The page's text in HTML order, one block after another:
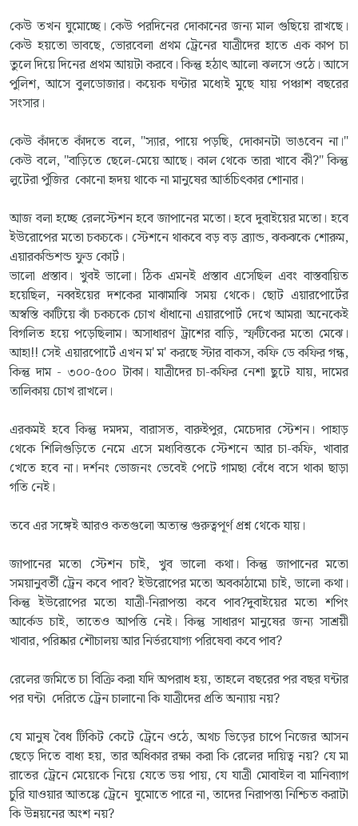
কেউ তখন ঘুমোচ্ছে। কেউ পরদিনের দোকানের জন্য মাল গুছিয়ে রাখছে।
কেউ হয়তো ভাবছে, ভোরবেলা প্রথম ট্রেনের যাত্রীদের হাতে এক কাপ চা
তুলে দিয়ে দিনের প্রথম আয়টা করবে। কিন্তু হঠাৎ আলো ঝলসে ওঠে। আসে
পুলিশ, আসে বুলডোজার। কয়েক ঘণ্টার মধ্যেই মুছে যায় পঞ্চাশ বছরের
সংসার।
কেউ কাঁদতে কাঁদতে বলে, "স্যার, পায়ে পড়ছি, দোকানটা ভাঙবেন না।"
কেউ বলে, "বাড়িতে ছেলে-মেয়ে আছে। কাল থেকে তারা খাবে কী?" কিন্তু
লুটেরা পুঁজির কোনো হৃদয় থাকে না মানুষের আর্তচিৎকার শোনার।
আজ বলা হচ্ছে রেলস্টেশন হবে জাপানের মতো। হবে দুবাইয়ের মতো। হবে
ইউরোপের মতো চকচকে। স্টেশনে থাকবে বড় বড় ব্র্যান্ড, ঝকঝকে শোরুম,
এয়ারকন্ডিশন্ড ফুড কোর্ট।
ভালো প্রস্তাব। খুবই ভালো। ঠিক এমনই প্রস্তাব এসেছিল এবং বাস্তবায়িত
হয়েছিল, নব্বইয়ের দশকের মাঝামাঝি সময় থেকে। ছোট এয়ারপোর্টের
অস্বস্তি কাটিয়ে ঝাঁ চকচকে চোখ ধাঁধানো এয়ারপোর্ট দেখে আমরা অনেকেই
বিগলিত হয়ে পড়েছিলাম। অসাধারণ ট্রাশের বাড়ি, স্ফটিকের মতো মেঝে।
আহা!! সেই এয়ারপোর্টে এখন ম' ম' করছে স্টার বাকস, কফি ডে কফির গন্ধ,
কিন্তু দাম - ৩০০-৫০০ টাকা। যাত্রীদের চা-কফির নেশা ছুটে যায়, দামের
তালিকায় চোখ রাখলে।
এরকমই হবে কিন্তু দমদম, বারাসত, বারুইপুর, মেচেদার স্টেশন। পাহাড়
থেকে শিলিগুড়িতে নেমে এসে মধ্যবিত্তকে স্টেশনে আর চা-কফি, খাবার
খেতে হবে না। দর্শনং ভোজনং ভেবেই পেটে গামছা বেঁধে বসে থাকা ছাড়া
গতি নেই।
তবে এর সঙ্গেই আরও কতগুলো অত্যন্ত গুরুত্বপূর্ণ প্রশ্ন থেকে যায়।
জাপানের মতো স্টেশন চাই, খুব ভালো কথা। কিন্তু জাপানের মতো
সময়ানুবর্তী ট্রেন কবে পাব? ইউরোপের মতো অবকাঠামো চাই, ভালো কথা।
কিন্তু ইউরোপের মতো যাত্রী-নিরাপত্তা কবে পাব?দুবাইয়ের মতো শপিং
আর্কেড চাই, তাতেও আপত্তি নেই। কিন্তু সাধারণ মানুষের জন্য সাশ্রয়ী
খাবার, পরিষ্কার শৌচালয় আর নির্ভরযোগ্য পরিষেবা কবে পাব?
রেলের জমিতে চা বিক্রি করা যদি অপরাধ হয়, তাহলে বছরের পর বছর ঘন্টার
পর ঘন্টা দেরিতে ট্রেন চালানো কি যাত্রীদের প্রতি অন্যায় নয়?
যে মানুষ বৈধ টিকিট কেটে ট্রেনে ওঠে, অথচ ভিড়ের চাপে নিজের আসন
ছেড়ে দিতে বাধ্য হয়, তার অধিকার রক্ষা করা কি রেলের দায়িত্ব নয়? যে মা
রাতের ট্রেনে মেয়েকে নিয়ে যেতে ভয় পায়, যে যাত্রী মোবাইল বা মানিব্যাগ
চুরি যাওয়ার আতঙ্কে ট্রেনে ঘুমোতে পারে না, তাদের নিরাপত্তা নিশ্চিত করাটা
কি উন্নয়নের অংশ নয়?